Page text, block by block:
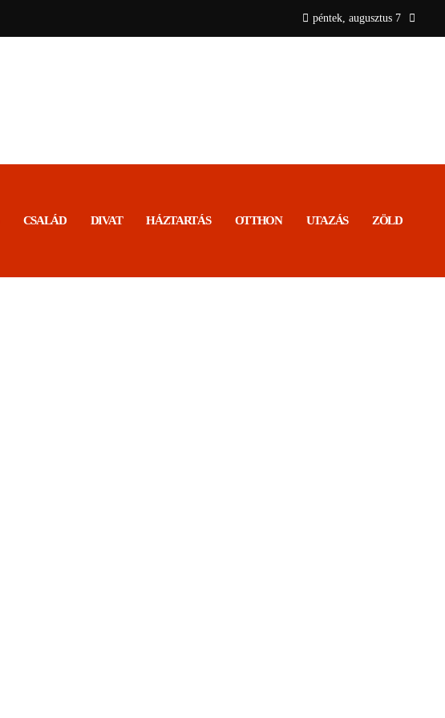
péntek, augusztus 7
CSALÁD DIVAT HÁZTARTÁS OTTHON UTAZÁS ZÖLD